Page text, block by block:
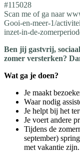
#115028
Scan me of ga naar
Gooi-en-meer-1/
inzet-in-de-
Ben jij gastvrij,
zomer versterken?
Wat ga je doen?
Je maakt
Waar nodig
Je helpt bij het
Je voert andere
Tijdens de
september)
met vakantie zijn.